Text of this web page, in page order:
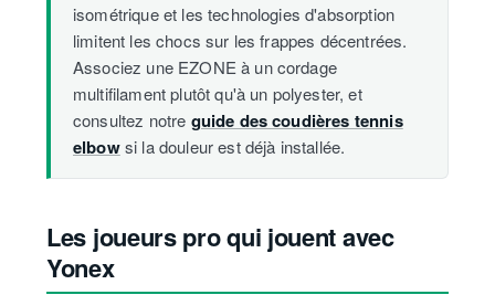
isométrique et les technologies d'absorption
limitent les chocs sur les frappes décentrées.
Associez une EZONE à un cordage
multifilament plutôt qu'à un polyester, et
consultez notre guide des coudières tennis
elbowsi la douleur est déjà installée.
Les joueurs pro qui jouent avec
Yonex